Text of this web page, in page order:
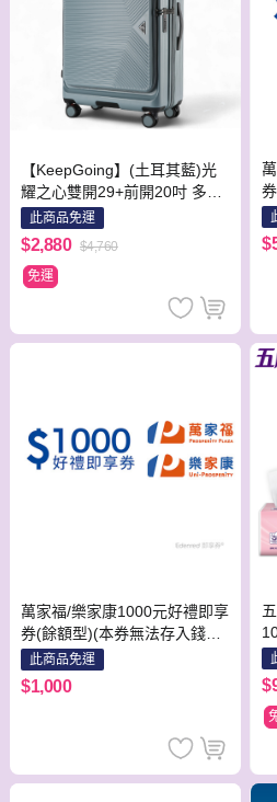
【KeepGoing】(土耳其藍)光
耀之心雙開29+前開20吋 多功
能防爆防刮行李箱
此商品免運
$2,880 $4,760
免運
萬家福/樂家康1000元好禮即享
券(餘額型)(本券無法存入錢包
中使用)
此商品免運
$1,000